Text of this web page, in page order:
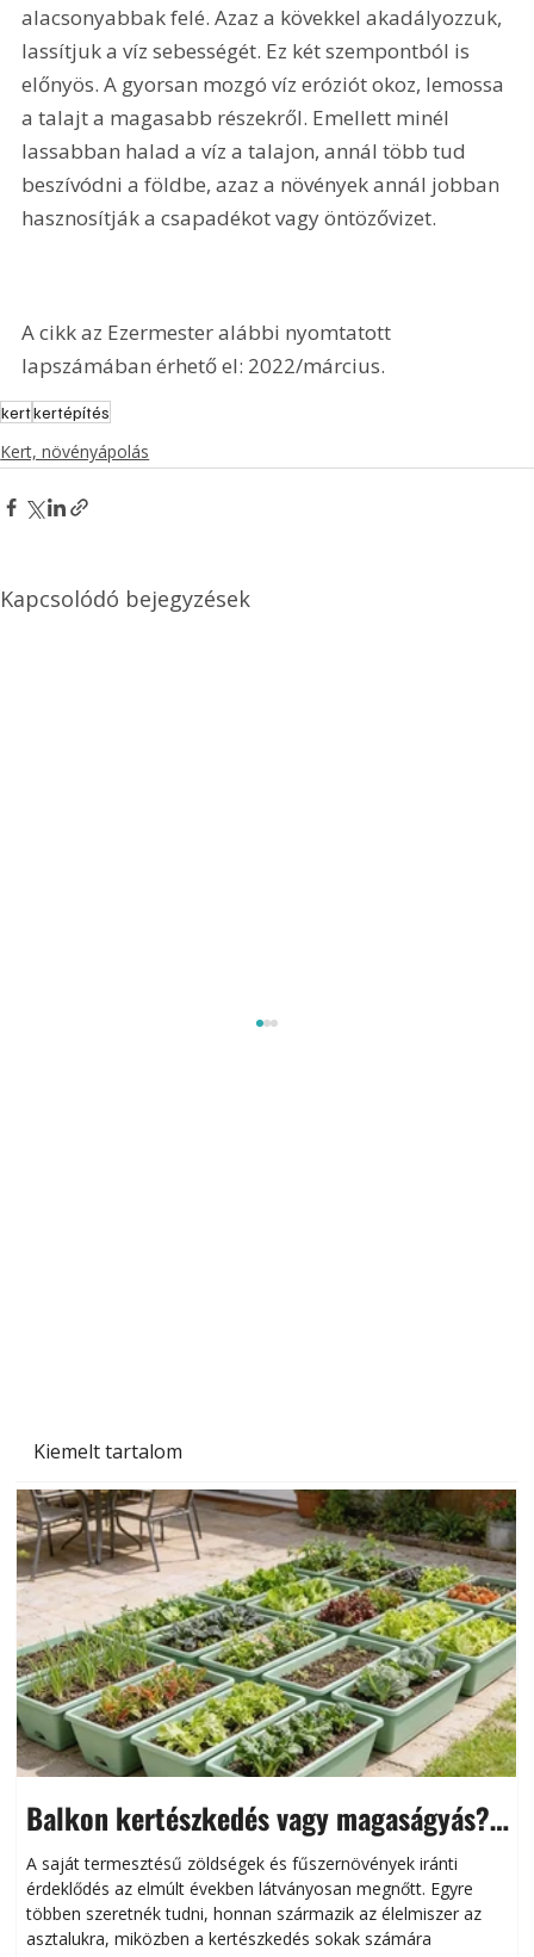
Kiemelt tartalom
Balkon kertészkedés vagy magaságyás?
Helytakarékos kertészkedés
A saját termesztésű zöldségek és fűszernövények iránti
érdeklődés az elmúlt években látványosan megnőtt. Egyre
többen szeretnék tudni, honnan származik az élelmiszer az
asztalukra, miközben a kertészkedés sokak számára
alacsonyabbak felé. Azaz a kövekkel akadályozzuk,
lassítjuk a víz sebességét. Ez két szempontból is
előnyös. A gyorsan mozgó víz eróziót okoz, lemossa
a talajt a magasabb részekről. Emellett minél
lassabban halad a víz a talajon, annál több tud
beszívódni a földbe, azaz a növények annál jobban
hasznosítják a csapadékot vagy öntözővizet.
A cikk az Ezermester alábbi nyomtatott
lapszámában érhető el: 2022/március.
kertkertépítés
Kert, növényápolás
Kapcsolódó bejegyzések